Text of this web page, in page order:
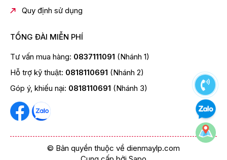
Quy định sử dụng
TỔNG ĐÀI MIỄN PHÍ
Tư vấn mua hàng: 0837111091 (Nhánh 1)
Hỗ trợ kỹ thuật: 0818110691 (Nhánh 2)
Góp ý, khiếu nại: 0818110691 (Nhánh 3)
© Bản quyền thuộc về dienmaylp.com